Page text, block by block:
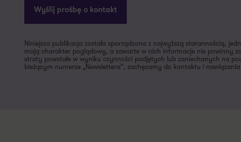
Wyślij prośbę o kontakt
Niniejsza publikacja została sporządzona z najwyższą starannością,
mają charakter poglądowy, a zawarte w nich informacje nie powinny
straty powstałe w wyniku czynności podjętych lub zaniechanych na
bieżącym numerze „Newslettera”, zachęcamy do kontaktu i